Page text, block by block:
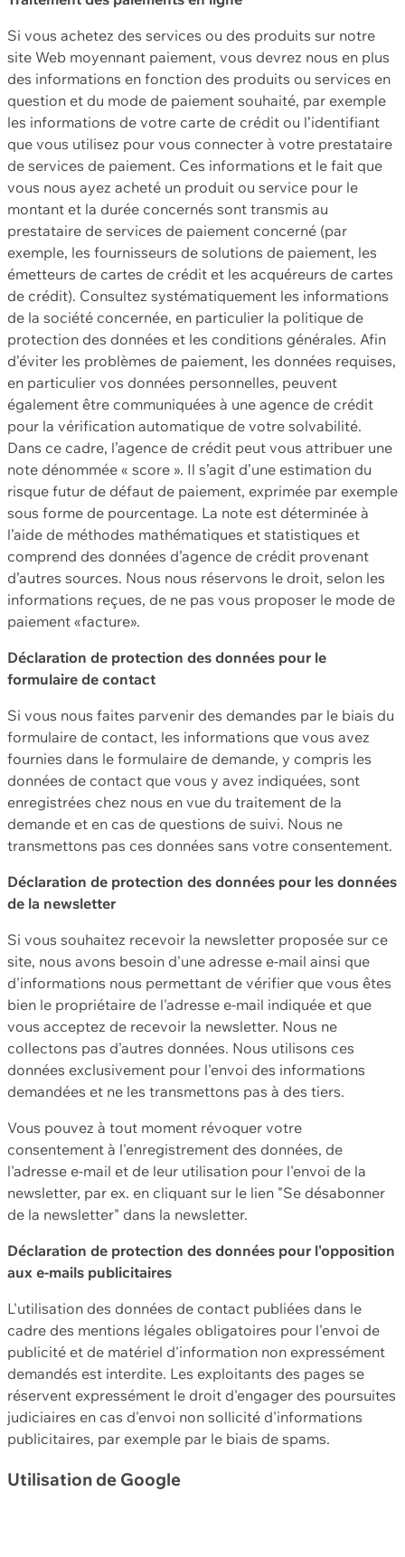
Si vous achetez des services ou des produits sur notre
site Web moyennant paiement, vous devrez nous en plus
des informations en fonction des produits ou services en
question et du mode de paiement souhaité, par exemple
les informations de votre carte de crédit ou l’identifiant
que vous utilisez pour vous connecter à votre prestataire
de services de paiement. Ces informations et le fait que
vous nous ayez acheté un produit ou service pour le
montant et la durée concernés sont transmis au
prestataire de services de paiement concerné (par
exemple, les fournisseurs de solutions de paiement, les
émetteurs de cartes de crédit et les acquéreurs de cartes
de crédit). Consultez systématiquement les informations
de la société concernée, en particulier la politique de
protection des données et les conditions générales. Afin
d’éviter les problèmes de paiement, les données requises,
en particulier vos données personnelles, peuvent
également être communiquées à une agence de crédit
pour la vérification automatique de votre solvabilité.
Dans ce cadre, l’agence de crédit peut vous attribuer une
note dénommée « score ». Il s’agit d’une estimation du
risque futur de défaut de paiement, exprimée par exemple
sous forme de pourcentage. La note est déterminée à
l’aide de méthodes mathématiques et statistiques et
comprend des données d’agence de crédit provenant
d’autres sources. Nous nous réservons le droit, selon les
informations reçues, de ne pas vous proposer le mode de
paiement «facture».
Déclaration de protection des données pour le
formulaire de contact
Si vous nous faites parvenir des demandes par le biais du
formulaire de contact, les informations que vous avez
fournies dans le formulaire de demande, y compris les
données de contact que vous y avez indiquées, sont
enregistrées chez nous en vue du traitement de la
demande et en cas de questions de suivi. Nous ne
transmettons pas ces données sans votre consentement.
Déclaration de protection des données pour les données
de la newsletter
Si vous souhaitez recevoir la newsletter proposée sur ce
site, nous avons besoin d'une adresse e-mail ainsi que
d'informations nous permettant de vérifier que vous êtes
bien le propriétaire de l'adresse e-mail indiquée et que
vous acceptez de recevoir la newsletter. Nous ne
collectons pas d'autres données. Nous utilisons ces
données exclusivement pour l'envoi des informations
demandées et ne les transmettons pas à des tiers.
Vous pouvez à tout moment révoquer votre
consentement à l'enregistrement des données, de
l'adresse e-mail et de leur utilisation pour l'envoi de la
newsletter, par ex. en cliquant sur le lien "Se désabonner
de la newsletter" dans la newsletter.
Déclaration de protection des données pour l'opposition
aux e-mails publicitaires
L'utilisation des données de contact publiées dans le
cadre des mentions légales obligatoires pour l'envoi de
publicité et de matériel d'information non expressément
demandés est interdite. Les exploitants des pages se
réservent expressément le droit d'engager des poursuites
judiciaires en cas d'envoi non sollicité d'informations
publicitaires, par exemple par le biais de spams.
Utilisation de Google